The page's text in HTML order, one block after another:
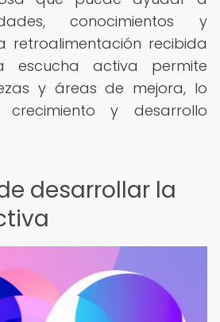
conocimientos y
retroalimentación recibida
activa permite
y áreas de mejora, lo
y desarrollo
desarrollar la